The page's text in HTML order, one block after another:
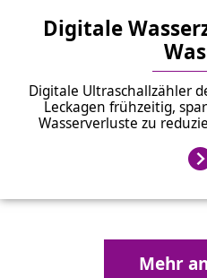
Digitale
Digitale Ultraschallzähler
Leckagen frühzeitig,
Wasserverluste zu
Mehr